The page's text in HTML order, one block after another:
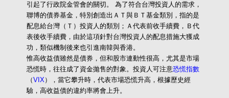
引起了行政院金管會的關切。 為了符合台灣投資人的需求，
聯博的債券基金，特別創造出ＡＴ與ＢＴ基金類別，指的是
配息給台灣（Ｔ）投資人的類別；Ａ代表前收手續費，Ｂ代
表後收手續費，由於這項針對台灣投資人的配息措施大獲成
功，類似機制後來也引進南韓與香港。
惟高收益債雖然是債券，但和股市連動性很高，尤其是市場
恐慌時，往往成了資金拋售的對象。投資人可注意恐慌指數
（VIX），當它攀升時，代表市場恐慌升高，根據歷史經
驗，高收益債的違約率將會上升。